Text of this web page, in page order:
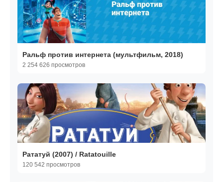
Ральф против интернета (мультфильм, 2018)
2 254 626 просмотров
Рататуй (2007) / Ratatouille
120 542 просмотров